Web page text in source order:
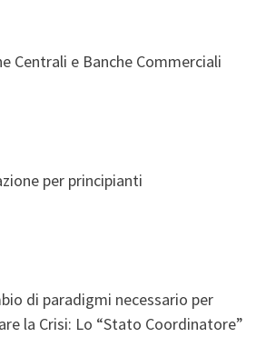
Centrali e Banche Commerciali
per principianti
di paradigmi necessario per
la Crisi: Lo “Stato Coordinatore”